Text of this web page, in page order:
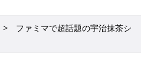
ファミマで超話題の宇治抹茶シ